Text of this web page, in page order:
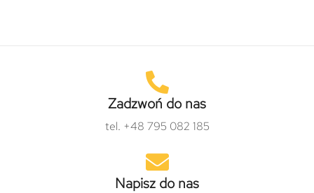
Zadzwoń do nas
tel. +48 795 082 185
Napisz do nas